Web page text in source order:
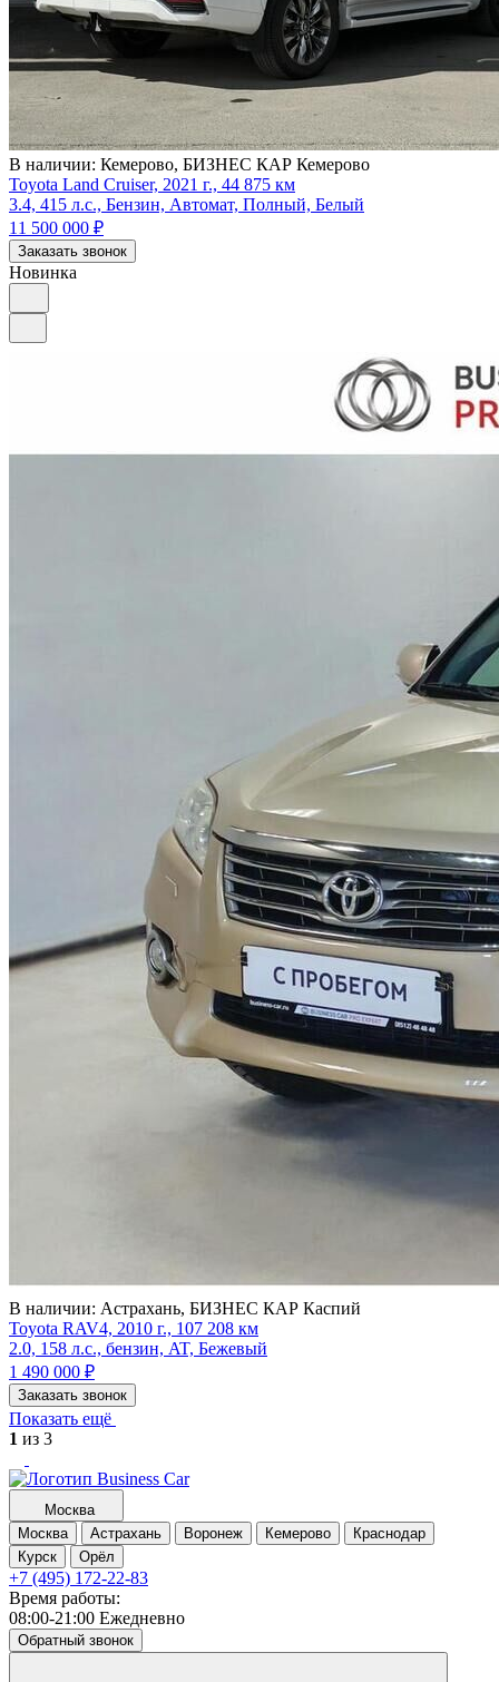
В наличии: Кемерово, БИЗНЕС КАР Кемерово
Toyota Land Cruiser, 2021 г., 44 875 км
3.4, 415 л.с., Бензин, Автомат, Полный, Белый
11 500 000 ₽
Заказать звонок
Новинка
В наличии: Астрахань, БИЗНЕС КАР Каспий
Toyota RAV4, 2010 г., 107 208 км
2.0, 158 л.с., бензин, AT, Бежевый
1 490 000 ₽
Заказать звонок
Показать ещё
1 из 3
Москва
Москва
Астрахань Воронеж Кемерово
Краснодар
Курск
Орёл
+7 (495) 172-22-83
Время работы:
08:00-21:00 Ежедневно
Обратный звонок